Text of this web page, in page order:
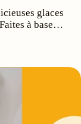
glaces
Faites à base…